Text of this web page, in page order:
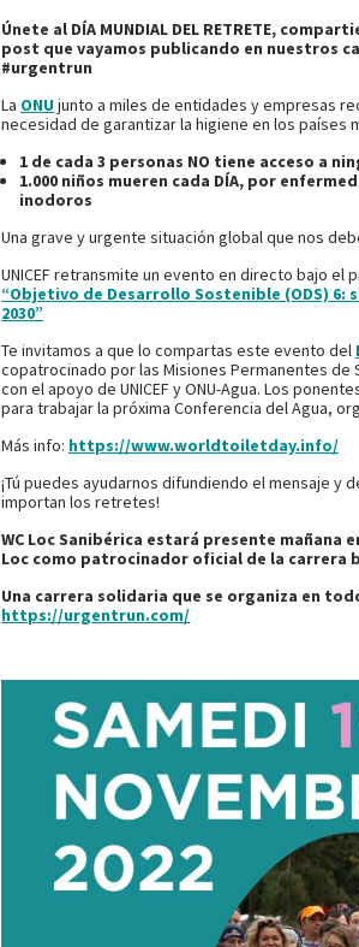
Únete al DÍA MUNDIAL DEL RETRETE,
post que vayamos publicando en nuestros
#urgentrun
La ONUjunto a miles de entidades y empresas
necesidad de garantizar la higiene en los países
1 de cada 3 personas NO tiene acceso a
1.000 niños mueren cada DÍA, por
inodoros
Una grave y urgente situación global que nos
UNICEF retransmite un evento en directo bajo el
“Objetivo de Desarrollo Sostenible (ODS)
2030”
Te invitamos a que lo compartas este evento del
copatrocinado por las Misiones Permanentes de
con el apoyo de UNICEF y ONU-Agua. Los
para trabajar la próxima Conferencia del Agua,
Más info: https://www.worldtoiletday.info/
¡Tú puedes ayudarnos difundiendo el mensaje y
importan los retretes!
WC Loc Sanibérica estará presente mañana
Loc como patrocinador oficial de la carrera
Una carrera solidaria que se organiza en
https://urgentrun.com/